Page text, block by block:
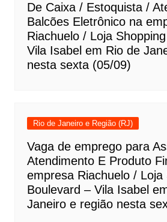
De Caixa / Estoquista /
Balcões Eletrônico na
Riachuelo / Loja
Vila Isabel em Rio de
nesta sexta (05/09)
Rio de Janeiro e Região (RJ)
Vaga de emprego para
Atendimento E Produto
empresa Riachuelo / Loja
Boulevard – Vila Isabel
Janeiro e região nesta